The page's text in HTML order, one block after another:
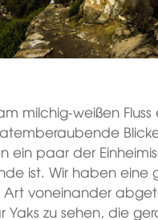
milchig-weißen
ein paar der
ist. Wir haben
voneinander
Yaks zu sehen, die